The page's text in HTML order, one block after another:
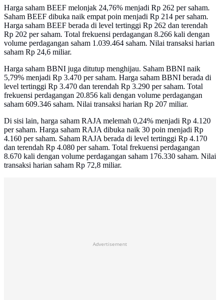
Harga saham BEEF melonjak 24,76% menjadi Rp 262 per saham.
Saham BEEF dibuka naik empat poin menjadi Rp 214 per saham.
Harga saham BEEF berada di level tertinggi Rp 262 dan terendah
Rp 202 per saham. Total frekuensi perdagangan 8.266 kali dengan
volume perdagangan saham 1.039.464 saham. Nilai transaksi harian
saham Rp 24,6 miliar.
Harga saham BBNI juga ditutup menghijau. Saham BBNI naik
5,79% menjadi Rp 3.470 per saham. Harga saham BBNI berada di
level tertinggi Rp 3.470 dan terendah Rp 3.290 per saham. Total
frekuensi perdagangan 20.856 kali dengan volume perdagangan
saham 609.346 saham. Nilai transaksi harian Rp 207 miliar.
Di sisi lain, harga saham RAJA melemah 0,24% menjadi Rp 4.120
per saham. Harga saham RAJA dibuka naik 30 poin menjadi Rp
4.160 per saham. Saham RAJA berada di level tertinggi Rp 4.170
dan terendah Rp 4.080 per saham. Total frekuensi perdagangan
8.670 kali dengan volume perdagangan saham 176.330 saham. Nilai
transaksi harian saham Rp 72,8 miliar.
Advertisement